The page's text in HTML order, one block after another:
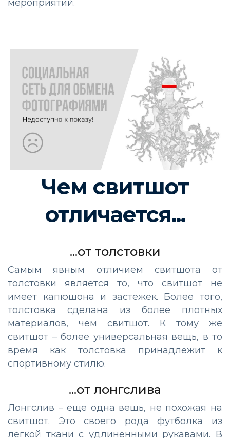
мероприятий.
Чем свитшот
отличается...
...от толстовки
Самым явным отличием свитшота от
толстовки является то, что свитшот не
имеет капюшона и застежек. Более того,
толстовка сделана из более плотных
материалов, чем свитшот. К тому же
свитшот – более универсальная вещь, в то
время как толстовка принадлежит к
спортивному стилю.
...от лонгслива
Лонгслив – еще одна вещь, не похожая на
свитшот. Это своего рода футболка из
легкой ткани с удлиненными рукавами. В